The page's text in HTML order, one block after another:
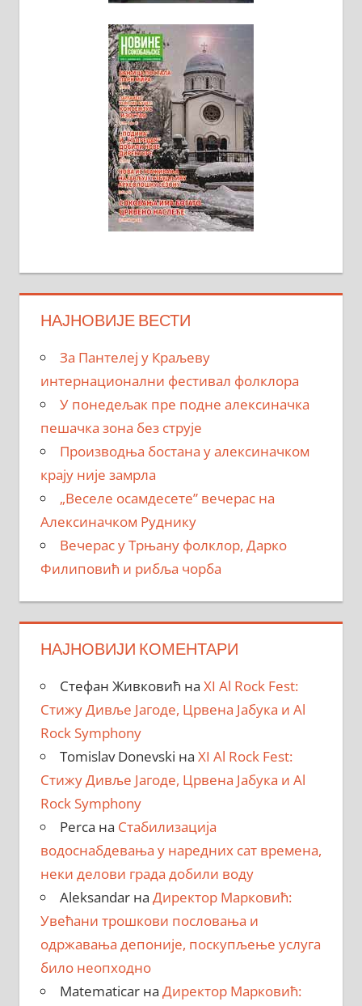
НАЈНОВИЈЕ ВЕСТИ
За Пантелеј у Краљеву
интернационални фестивал фолклора
У понедељак пре подне алексиначка
пешачка зона без струје
Производња бостана у алексиначком
крају није замрла
„Веселе осамдесете” вечерас на
Алексиначком Руднику
Вечерас у Трњану фолклор, Дарко
Филиповић и рибља чорба
НАЈНОВИЈИ КОМЕНТАРИ
Стефан Живковић на XI Al Rock Fest:
Стижу Дивље Јагоде, Црвена Јабука и Al
Rock Symphony
Tomislav Donevski на XI Al Rock Fest:
Стижу Дивље Јагоде, Црвена Јабука и Al
Rock Symphony
Perca на Стабилизација
водоснабдевања у наредних сат времена,
неки делови града добили воду
Aleksandarна Директор Марковић:
Увећани трошкови пословања и
одржавања депоније, поскупљење услуга
било неопходно
Matematicarна Директор Марковић: